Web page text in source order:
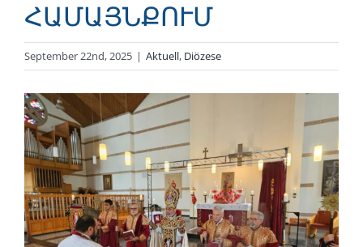
ՀԱՄԱՅՆՔՈՒՄ
September 22nd, 2025 | Aktuell, Diözese
Zeige
grösseres
Bild